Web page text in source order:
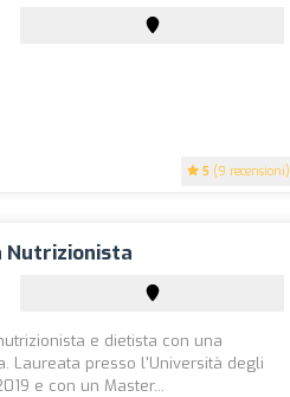
5 (9 recensioni)
Nutrizionista
e dietista con una
Laureata presso l'Università degli
e con un Master...